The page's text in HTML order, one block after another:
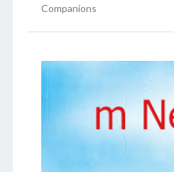
Companions